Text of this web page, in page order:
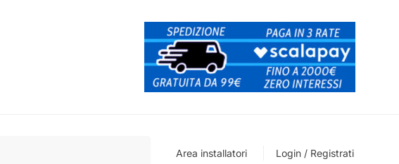
Area installatori Login / Registrati